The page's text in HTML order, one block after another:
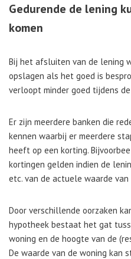
Gedurende de lening
komen
Bij het afsluiten van de lening
opslagen als het goed is
verloopt minder goed tijdens
Er zijn meerdere banken die
kennen waarbij er meerdere
heeft op een korting.
kortingen gelden indien de
etc. van de actuele waarde
Door verschillende oorzaken
hypotheek bestaat het gat
woning en de hoogte van de
De waarde van de woning kan